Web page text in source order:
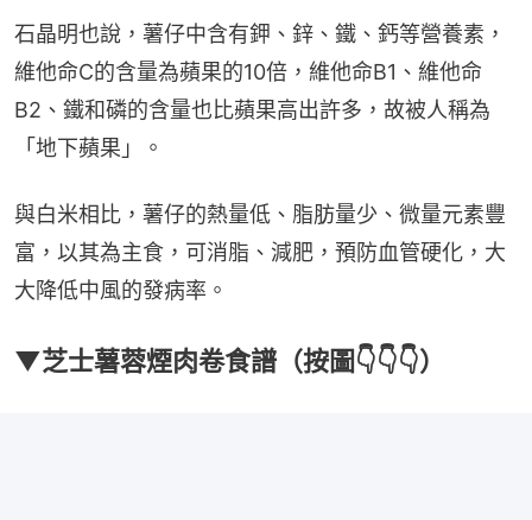
石晶明也說，薯仔中含有鉀、鋅、鐵、鈣等營養素，
維他命C的含量為蘋果的10倍，維他命B1、維他命
B2、鐵和磷的含量也比蘋果高出許多，故被人稱為
「地下蘋果」。
與白米相比，薯仔的熱量低、脂肪量少、微量元素豐
富，以其為主食，可消脂、減肥，預防血管硬化，大
大降低中風的發病率。
▼芝士薯蓉煙肉卷食譜（按圖👇👇👇）